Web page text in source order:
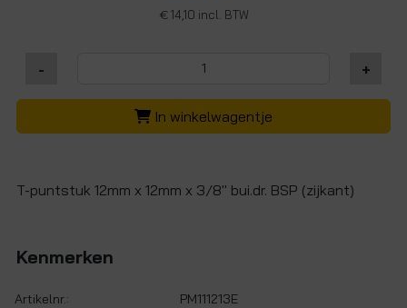
€14,10 incl. BTW
- +
In winkelwagentje
T-puntstuk 12mm x 12mm x 3/8" bui.dr. BSP (zijkant)
Kenmerken
Artikelnr.: PM111213E